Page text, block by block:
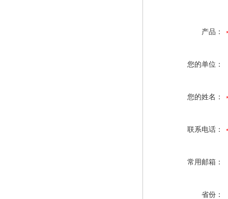
产品：
您的单位：
您的姓名：
联系电话：
常用邮箱：
省份：